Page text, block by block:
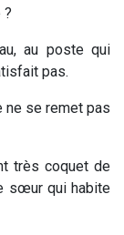
?
au poste qui
pas.
ne se remet pas
très coquet de
sœur qui habite